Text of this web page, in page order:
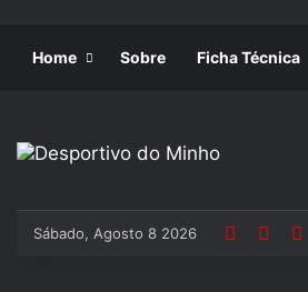
Home Sobre Ficha Técnica
Sábado, Agosto 8 2026